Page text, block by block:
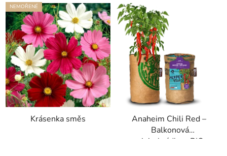
NEMOŘENÉ
Krásenka směs
Anaheim Chili Red –
Balkonová
minizahrádka s BIO